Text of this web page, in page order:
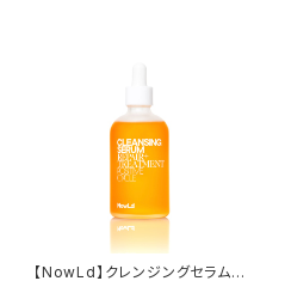
【NowLd】クレンジングセラム